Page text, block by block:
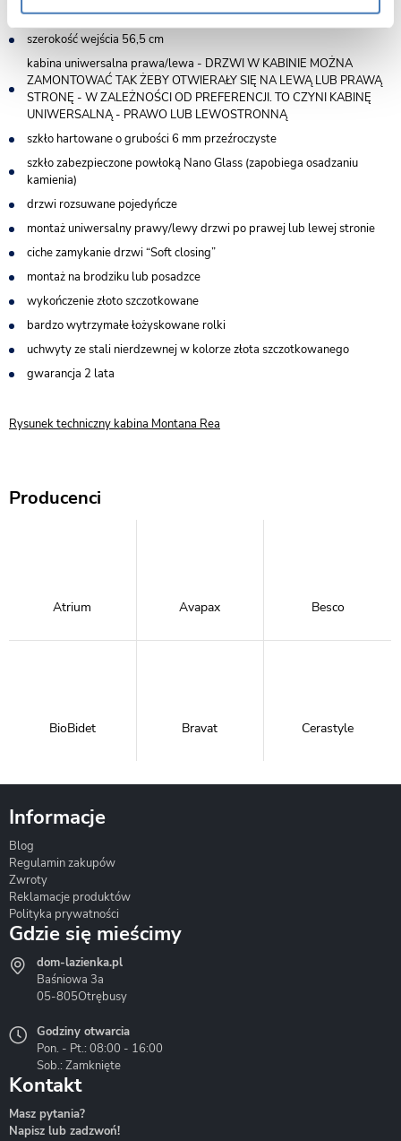
wysokość 205 cm
szerokość wejścia 56,5 cm
kabina uniwersalna prawa/lewa - DRZWI W KABINIE MOŻNA
ZAMONTOWAĆ TAK ŻEBY OTWIERAŁY SIĘ NA LEWĄ LUB PRAWĄ
STRONĘ - W ZALEŻNOŚCI OD PREFERENCJI. TO CZYNI KABINĘ
UNIWERSALNĄ - PRAWO LUB LEWOSTRONNĄ
szkło hartowane o grubości 6 mm przeźroczyste
szkło zabezpieczone powłoką Nano Glass (zapobiega osadzaniu
kamienia)
drzwi rozsuwane pojedyńcze
montaż uniwersalny prawy/lewy drzwi po prawej lub lewej stronie
ciche zamykanie drzwi “Soft closing”
montaż na brodziku lub posadzce
wykończenie złoto szczotkowane
bardzo wytrzymałe łożyskowane rolki
uchwyty ze stali nierdzewnej w kolorze złota szczotkowanego
gwarancja 2 lata
Rysunek techniczny kabina Montana Rea
Producenci
Atrium Avapax Besco
BioBidet Bravat Cerastyle
Hydrostop
Liveno
Informacje
Blog
Regulamin zakupów
Zwroty
Reklamacje produktów
Polityka prywatności
Gdzie się mieścimy
dom-lazienka.pl
Baśniowa 3a
05-805Otrębusy
Godziny otwarcia
Pon. - Pt.: 08:00 - 16:00
Sob.: Zamknięte
Kontakt
Masz pytania?
Napisz lub zadzwoń!